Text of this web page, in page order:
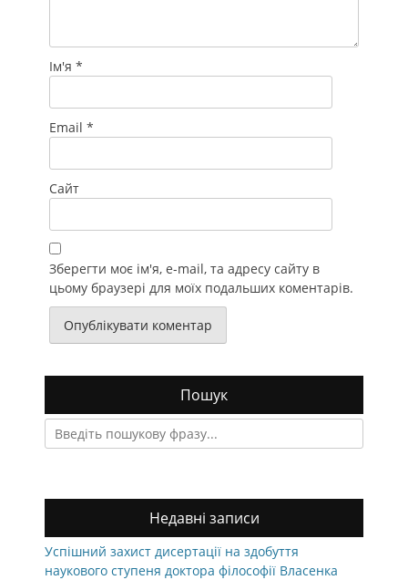
Ім'я *
Email *
Сайт
Зберегти моє ім'я, e-mail, та адресу сайту в
цьому браузері для моїх подальших коментарів.
Пошук
Search
for:
Недавні записи
Успішний захист дисертації на здобуття
наукового ступеня доктора філософії Власенка